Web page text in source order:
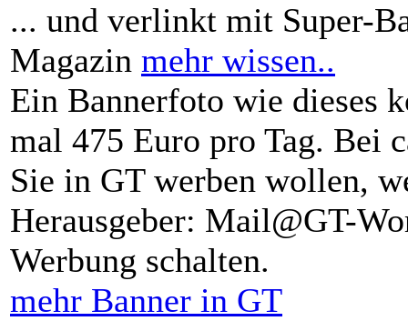
... und verlinkt mit Super-
Magazin mehr wissen..
Ein Bannerfoto wie dieses
mal 475 Euro pro Tag. Bei
Sie in GT werben wollen,
Herausgeber: Mail@GT-
Werbung schalten.
mehr Banner in GT